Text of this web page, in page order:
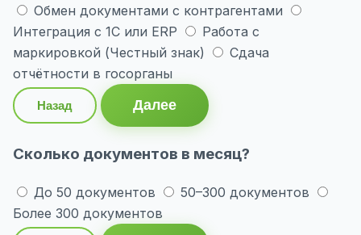
Обмен документами с контрагентами
Интеграция с 1С или ERP
Работа с
маркировкой (Честный знак)
Сдача
отчётности в госорганы
Назад Далее
Сколько документов в месяц?
До 50 документов
50–300 документов
Более 300 документов